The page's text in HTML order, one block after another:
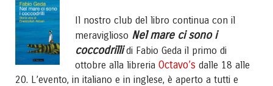
Il nostro club del libro continua con il
meraviglioso Nel mare ci sono i
coccodrillidi Fabio Geda il primo di
ottobre alla libreria Octavo’s dalle 18 alle
20. L’evento, in italiano e in inglese, è aperto a tutti e